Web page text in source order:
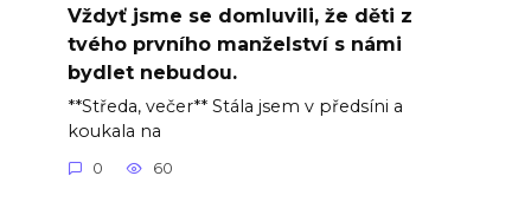
Vždyť jsme se domluvili, že děti z
tvého prvního manželství s námi
bydlet nebudou.
**Středa, večer** Stála jsem v předsíni a
koukala na
0 60